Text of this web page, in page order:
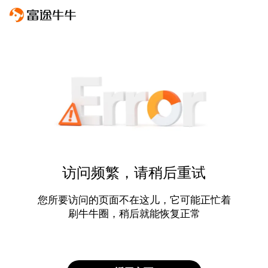
访问频繁，请稍后重试
您所要访问的页面不在这儿，它可能正忙着
刷牛牛圈，稍后就能恢复正常